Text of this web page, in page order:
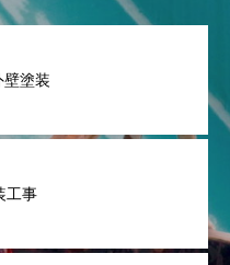
壁塗装
工事